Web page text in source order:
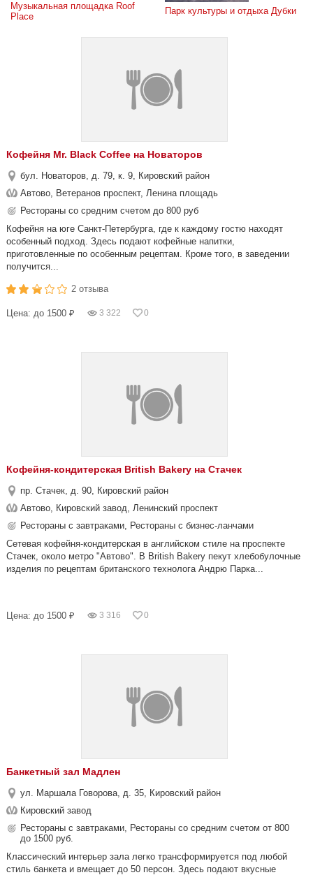
Музыкальная площадка Roof
Place
Парк культуры и отдыха Дубки
Кофейня Mr. Black Coffee на Новаторов
бул. Новаторов, д. 79, к. 9, Кировский район
Автово, Ветеранов проспект, Ленина площадь
Рестораны со средним счетом до 800 руб
Кофейня на юге Санкт-Петербурга, где к каждому гостю находят
особенный подход. Здесь подают кофейные напитки,
приготовленные по особенным рецептам. Кроме того, в заведении
получится...
2 отзыва
Цена: до 1500 ₽ 3 322 0
Кофейня-кондитерская British Bakery на Стачек
пр. Стачек, д. 90, Кировский район
Автово, Кировский завод, Ленинский проспект
Рестораны с завтраками, Рестораны с бизнес-ланчами
Сетевая кофейня-кондитерская в английском стиле на проспекте
Стачек, около метро "Автово". В British Bakery пекут хлебобулочные
изделия по рецептам британского технолога Андрю Парка...
Цена: до 1500 ₽ 3 316 0
Банкетный зал Мадлен
ул. Маршала Говорова, д. 35, Кировский район
Кировский завод
Рестораны с завтраками, Рестораны со средним счетом от 800
до 1500 руб.
Классический интерьер зала легко трансформируется под любой
стиль банкета и вмещает до 50 персон. Здесь подают вкусные